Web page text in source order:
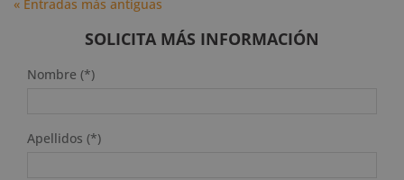
« Entradas más antiguas
SOLICITA MÁS INFORMACIÓN
Nombre (*)
Apellidos (*)